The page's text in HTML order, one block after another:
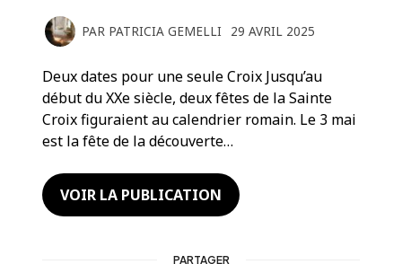
PAR PATRICIA GEMELLI 29 AVRIL 2025
Deux dates pour une seule Croix Jusqu’au
début du XXe siècle, deux fêtes de la Sainte
Croix figuraient au calendrier romain. Le 3 mai
est la fête de la découverte…
VOIR LA PUBLICATION
PARTAGER